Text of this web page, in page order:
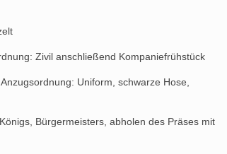
Zivil anschließend Kompaniefrühstück
Uniform, schwarze Hose,
abholen des Präses mit